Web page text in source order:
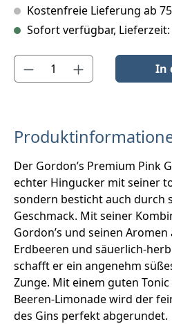
Kostenfreie Lieferung ab
Sofort verfügbar, Lieferzeit:
Produkt Anzahl: Gib den
In
Der Gordon’s Premium Pink
echter Hingucker mit seiner
sondern besticht auch durch
Geschmack. Mit seiner
Gordon’s und seinen
Erdbeeren und säuerlich-
schafft er ein angenehm
Zunge. Mit einem guten
Beeren-Limonade wird der
des Gins perfekt abgerundet.